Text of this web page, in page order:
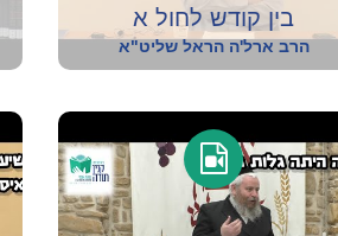
בין קודש לחול א
הרב ארל'ה הראל שליט"א